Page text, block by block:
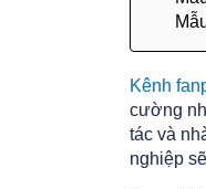
Kênh
cường
tác và
nghiệp